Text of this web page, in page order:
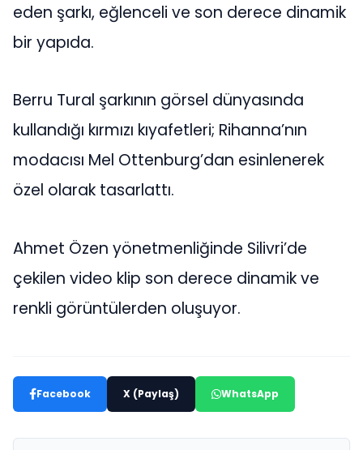
eden şarkı, eğlenceli ve son derece dinamik
bir yapıda.
Berru Tural şarkının görsel dünyasında
kullandığı kırmızı kıyafetleri; Rihanna’nın
modacısı Mel Ottenburg’dan esinlenerek
özel olarak tasarlattı.
Ahmet Özen yönetmenliğinde Silivri’de
çekilen video klip son derece dinamik ve
renkli görüntülerden oluşuyor.
Facebook X (Paylaş) WhatsApp